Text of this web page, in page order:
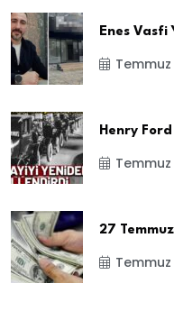
Enes
Henry
27